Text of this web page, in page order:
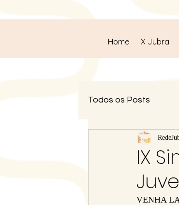
Home X Jubra
Todos os Posts
IX
VENHA